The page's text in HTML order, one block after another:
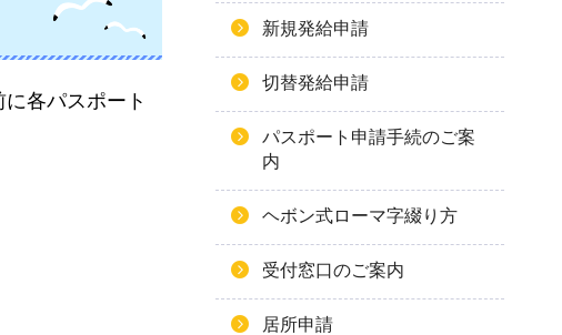
各パスポート
新規発給申請
切替発給申請
パスポート申請手続のご案
内
ヘボン式ローマ字綴り方
受付窓口のご案内
居所申請